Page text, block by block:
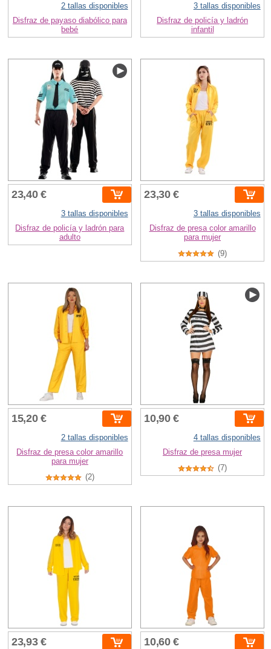
2 tallas disponibles
Disfraz de payaso diabólico para
bebé
3 tallas disponibles
Disfraz de policía y ladrón
infantil
23,40 €
3 tallas disponibles
Disfraz de policía y ladrón para
adulto
23,30 €
3 tallas disponibles
Disfraz de presa color amarillo
para mujer
(9)
15,20 €
2 tallas disponibles
Disfraz de presa color amarillo
para mujer
(2)
10,90 €
4 tallas disponibles
Disfraz de presa mujer
(7)
23,93 € 10,60 €